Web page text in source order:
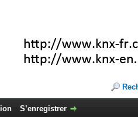
S’enregistrer